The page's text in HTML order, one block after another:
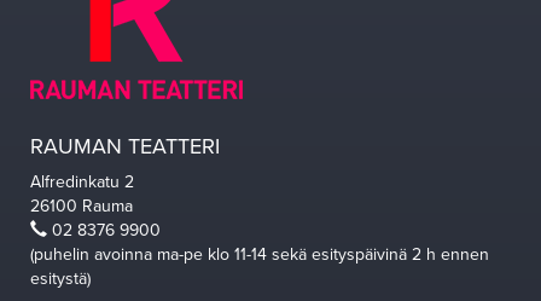
RAUMAN TEATTERI
Alfredinkatu 2
26100 Rauma
02 8376 9900
(puhelin avoinna ma-pe klo 11-14 sekä esityspäivinä 2 h ennen
esitystä)